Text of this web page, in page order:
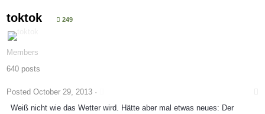
toktok 249
Members
640 posts
Posted October 29, 2013 ·
Weiß nicht wie das Wetter wird. Hätte aber mal etwas neues: Der